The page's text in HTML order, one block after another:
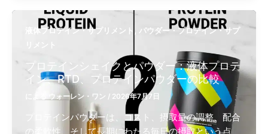
液体プロテイン・サプリメント , パウダー・プロテイン・サプ
プロテインシェイクとパウダー：液体プロテ
イン、RTD、プロテインパウダーの比較
ウォーレン・ワン / 2026年7月7日
プロテインパウダーは、コスト、摂取量の調整、配合
の柔軟性、そして長期にわたる毎日の摂取という点